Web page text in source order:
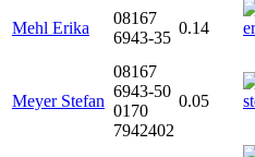
Mehl Erika
08167
6943-35
0.14
Meyer Stefan
08167
6943-50
0170
7942402
0.05